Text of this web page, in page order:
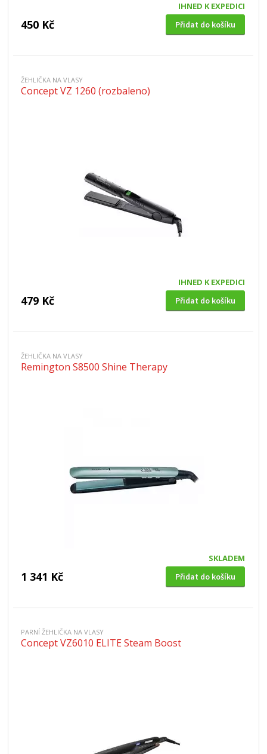
IHNED K EXPEDICI
450 Kč Přidat do košíku
ŽEHLIČKA NA VLASY
Concept VZ 1260 (rozbaleno)
IHNED K EXPEDICI
479 Kč Přidat do košíku
ŽEHLIČKA NA VLASY
Remington S8500 Shine Therapy
SKLADEM
1 341 Kč Přidat do košíku
PARNÍ ŽEHLIČKA NA VLASY
Concept VZ6010 ELITE Steam Boost